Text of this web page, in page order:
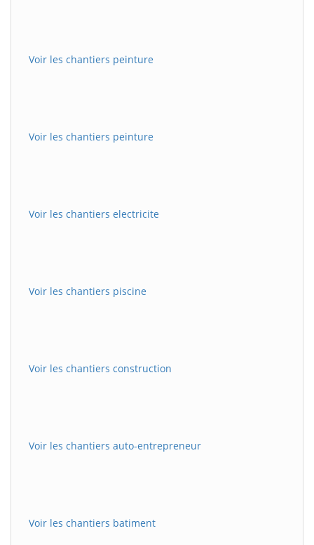
Voir les chantiers peinture
Voir les chantiers peinture
Voir les chantiers electricite
Voir les chantiers piscine
Voir les chantiers construction
Voir les chantiers auto-entrepreneur
Voir les chantiers batiment